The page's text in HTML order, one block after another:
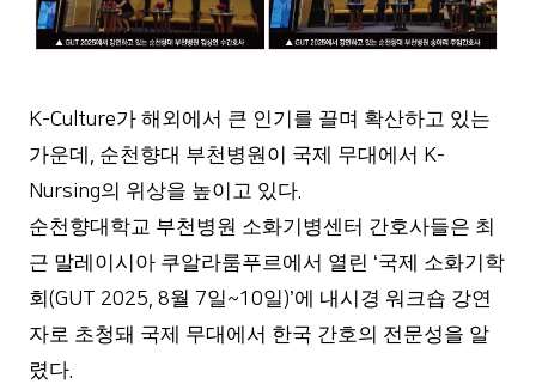
K-Culture가 해외에서 큰 인기를 끌며 확산하고 있는
가운데 , 순천향대 부천병원이 국제 무대에서 K-
Nursing의 위상을 높이고 있다.
순천향대학교 부천병원 소화기병센터 간호사들은 최
근 말레이시아 쿠알라룸푸르에서 열린 ‘국제 소화기학
회 (GUT 2025, 8월 7일~10일)’에 내시경 워크숍 강연
자로 초청돼 국제 무대에서 한국 간호의 전문성을 알
렸다.